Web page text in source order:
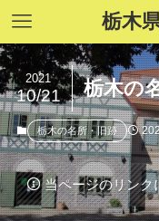
栃木
栃木の
2021
10/21
栃木の名所・旧跡
当ページのリンク